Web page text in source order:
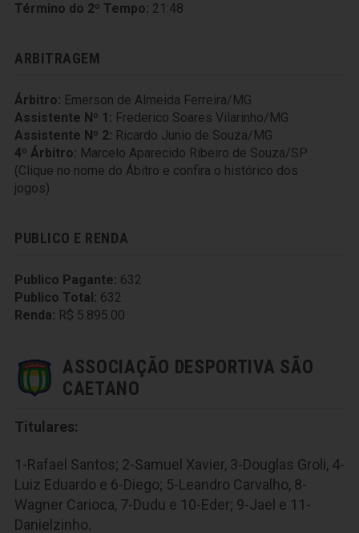
Término do 2º Tempo: 21:48
ARBITRAGEM
Árbitro: Emerson de Almeida Ferreira/MG
Assistente Nº 1: Frederico Soares Vilarinho/MG
Assistente Nº 2: Ricardo Junio de Souza/MG
4º Árbitro: Marcelo Aparecido Ribeiro de Souza/SP
(Clique no nome do Ábitro e confira o histórico dos
jogos)
PUBLICO E RENDA
Publico Pagante: 632
Publico Total: 632
Renda: R$ 5.895.00
ASSOCIAÇÃO DESPORTIVA SÃO
CAETANO
Titulares:
1-Rafael Santos; 2-Samuel Xavier, 3-Douglas Groli, 4-
Luiz Eduardo e 6-Diego; 5-Leandro Carvalho, 8-
Wagner Carioca, 7-Dudu e 10-Eder; 9-Jael e 11-
Danielzinho.